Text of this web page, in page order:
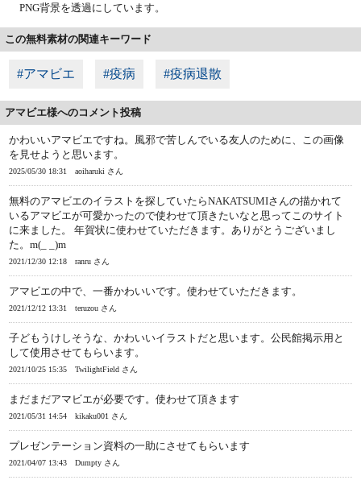
PNG背景を透過にしています。
この無料素材の関連キーワード
#アマビエ #疫病 #疫病退散
アマビエ様へのコメント投稿
かわいいアマビエですね。風邪で苦しんでいる友人のために、この画像
を見せようと思います。
2025/05/30 18:31 aoiharuki さん
無料のアマビエのイラストを探していたらNAKATSUMIさんの描かれて
いるアマビエが可愛かったので使わせて頂きたいなと思ってこのサイト
に来ました。 年賀状に使わせていただきます。ありがとうございまし
た。m(_ _)m
2021/12/30 12:18 ranru さん
アマビエの中で、一番かわいいです。使わせていただきます。
2021/12/12 13:31 teruzou さん
子どもうけしそうな、かわいいイラストだと思います。公民館掲示用と
して使用させてもらいます。
2021/10/25 15:35 TwilightField さん
まだまだアマビエが必要です。使わせて頂きます
2021/05/31 14:54 kikaku001 さん
プレゼンテーション資料の一助にさせてもらいます
2021/04/07 13:43 Dumpty さん